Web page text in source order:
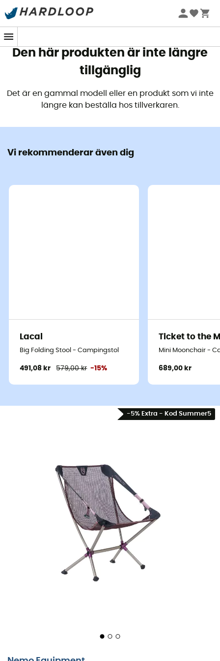
Sommarerbjudanden 🔥 -5 % EXTRA vid köp av 2 produkter*
Den här produkten är inte längre
tillgänglig
Det är en gammal modell eller en produkt som vi inte
längre kan beställa hos tillverkaren.
Vi rekommenderar även dig
Lacal
Big Folding Stool - Campingstol
491,08 kr 579,00 kr -15%
Ticket to the
Mini Moonchair -
689,00 kr
-5% Extra - Kod Summer5
På toppen av en grönskande kulle eller vid kanten av en
Moonlite Reclining ChairfrånNemo
är djupt inne i skogen eller i din trädgård.
Den verkliga magin med Moonlite ligger i dess geniala
remskivesystemintegrerat i armstödens remmar. Ett
litet drag i de anpassade öglorna och vips, du går från
en upprätt sittställning till en liggande position för att
beundra stjärnorna. Och om du föredrar att återgå till
vertikalt läge, räcker en enkel manöver.
Designad för att hålla, kombinerar Moonlite
överdimensionerade rör med smidda
Ett enkelt lutningssystem låter dig justera din